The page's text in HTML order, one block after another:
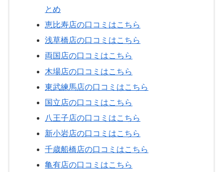
とめ
恵比寿店の口コミはこちら
浅草橋店の口コミはこちら
両国店の口コミはこちら
木場店の口コミはこちら
東武練馬店の口コミはこちら
国立店の口コミはこちら
八王子店の口コミはこちら
新小岩店の口コミはこちら
千歳船橋店の口コミはこちら
亀有店の口コミはこちら